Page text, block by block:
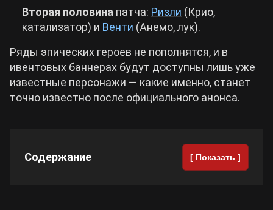
Вторая половина патча: Ризли (Крио,
катализатор) и Венти (Анемо, лук).
Ряды эпических героев не пополнятся, и в
ивентовых баннерах будут доступны лишь уже
известные персонажи — какие именно, станет
точно известно после официального анонса.
Содержание [ Показать ]